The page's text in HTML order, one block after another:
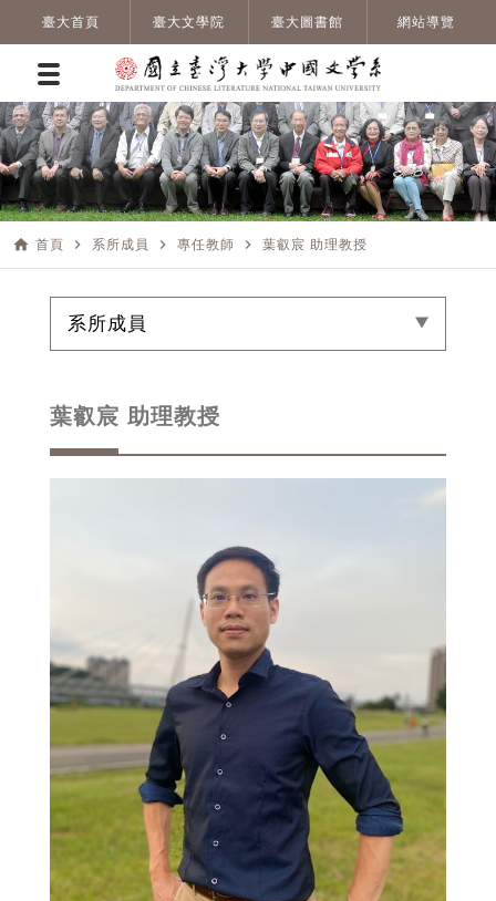
臺大首頁 臺大文學院 臺大圖書館 網站導覽
home 首頁 navigate_next 系所成員 navigate_next 專任教師 navigate_next 葉叡宸 助理教授
系所成員
葉叡宸 助理教授